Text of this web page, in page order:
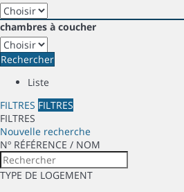
chambres à coucher
Rechercher
Liste
FILTRES FILTRES
FILTRES
Nouvelle recherche
Nº RÉFÉRENCE / NOM
TYPE DE LOGEMENT